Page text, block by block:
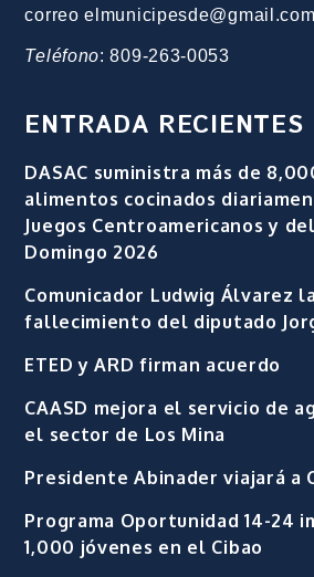
correo
Teléfono: 809-263-0053
ENTRADA RECIENTES
DASAC suministra más de
alimentos cocinados
Juegos Centroamericanos y
Domingo 2026
Comunicador Ludwig Álvarez
fallecimiento del diputado
ETED y ARD firman acuerdo
CAASD mejora el servicio de
el sector de Los Mina
Presidente Abinader viajará a
Programa Oportunidad 14-24
1,000 jóvenes en el Cibao